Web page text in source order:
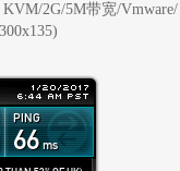
2G/5M带宽/Vmware/